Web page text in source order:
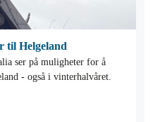
til Helgeland
ser på muligheter for å
- også i vinterhalvåret.